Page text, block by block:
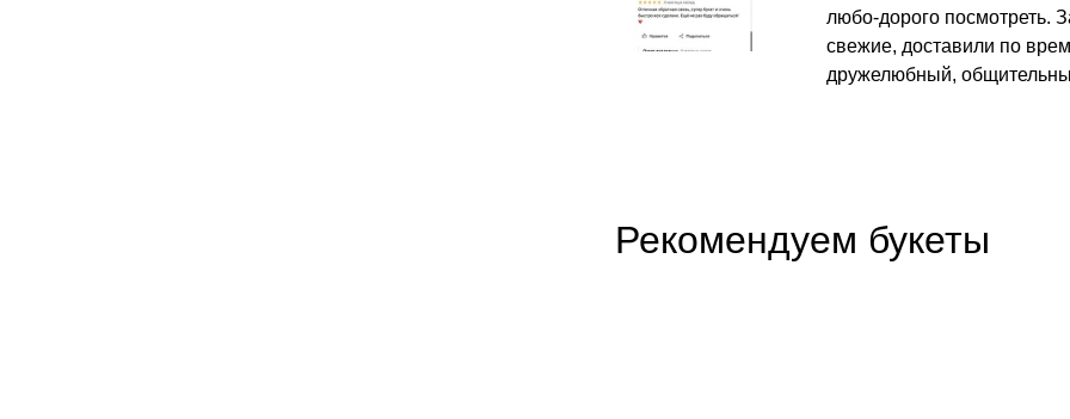
любо-дорого посмотреть.
свежие, доставили по
дружелюбный,
Рекомендуем букеты